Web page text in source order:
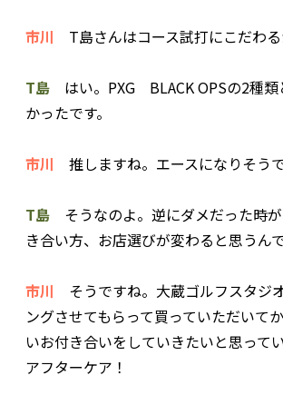
市川 T島さんはコース試打にこだわる
T島 はい。PXG BLACK OPSの2種類
かったです。
市川 推しますね。エースになりそうで
T島 そうなのよ。逆にダメだった時
き合い方、お店選びが変わると思うんで
市川 そうですね。大蔵ゴルフスタジ
ングさせてもらって買っていただいて
いお付き合いをしていきたいと思って
アフターケア！